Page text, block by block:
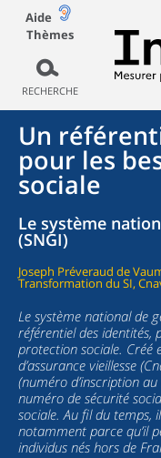
Aide
Thèmes
RECHERCHE
Un
pour les
sociale
Le système
(SNGI)
Joseph Préveraud de
Transformation du SI,
Le système national de
référentiel des identités,
protection sociale. Créé
d’assurance vieillesse
(numéro d’inscription
numéro de sécurité
sociale. Au fil du temps,
notamment parce qu’il
individus nés hors de